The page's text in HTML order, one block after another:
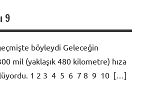
9
böyleydi Geleceğin
mil (yaklaşık 480 kilometre) hıza
1 2 3 4 5 6 7 8 9 10 […]